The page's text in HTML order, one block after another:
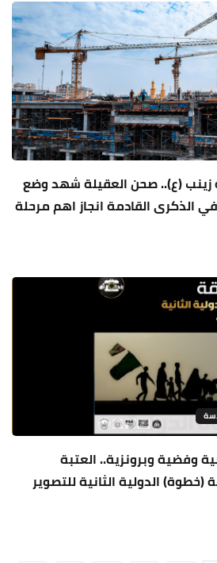
زينب (ع).. صحن العقيلة شهد وضع
القادمة انجاز اهم مرحلة
وفضية وبرونزية.. العتبة
الدولية الثانية للتصوير